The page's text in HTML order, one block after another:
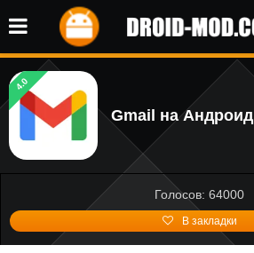
4.0
Gmail на Андроид
Голосов: 64000
В закладки